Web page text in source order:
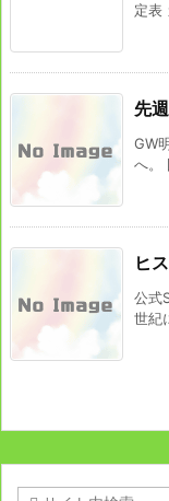
定表
先
GW
へ。
ヒ
公式
世紀